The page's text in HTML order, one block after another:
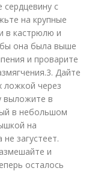
с
на крупные
в кастрюлю и
она была выше
и проварите
Дайте
ложкой через
выложите в
в небольшом
на
загустеет.
и
осталось